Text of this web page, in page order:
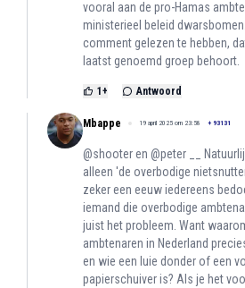
vooral aan de pro-Hamas
ministerieel beleid
comment gelezen te hebben,
laatst genoemd groep behoort.
1 + Antwoord
Mbappe 19 april 2025 om 23:58 + 93131
@shooter en @peter __
alleen 'de overbodige
zeker een eeuw iedereens
iemand die overbodige
juist het probleem. Want
ambtenaren in Nederland
en wie een luie donder of een
papierschuiver is? Als je het